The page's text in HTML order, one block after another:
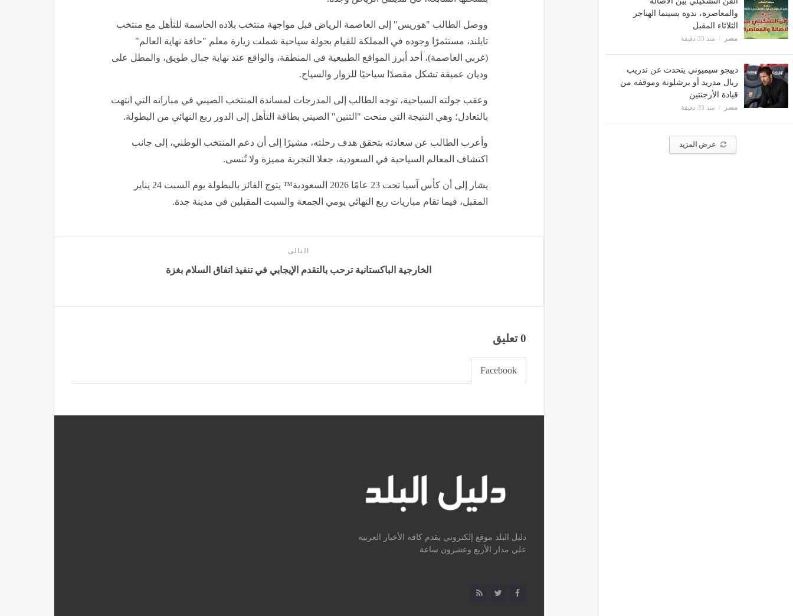
والمعاصرة، ندوة بسينما الهناجر
الثلاثاء المقبل
مصر منذ 33 دقيقة
دييجو سيميوني يتحدث عن تدريب
ريال مدريد أو برشلونة وموقفه من
قيادة الأرجنتين
مصر منذ 33 دقيقة
عرض المزيد
ووصل الطالب "هوريس" إلى العاصمة الرياض قبل مواجهة منتخب بلاده الحاسمة للتأهل مع منتخب
تايلند، مستثمرًا وجوده في المملكة للقيام بجولة سياحية شملت زيارة معلم "حافة نهاية العالم"
(غربي العاصمة)، أحد أبرز المواقع الطبيعية في المنطقة، والواقع عند نهاية جبال طويق، والمطل على
وديان عميقة تشكل مقصدًا سياحيًا للزوار والسياح.
وعقب جولته السياحية، توجه الطالب إلى المدرجات لمساندة المنتخب الصيني في مباراته التي انتهت
بالتعادل؛ وهي النتيجة التي منحت "التنين" الصيني بطاقة التأهل إلى الدور ربع النهائي من البطولة.
وأعرب الطالب عن سعادته بتحقق هدف رحلته، مشيرًا إلى أن دعم المنتخب الوطني، إلى جانب
اكتشاف المعالم السياحية في السعودية، جعلا التجربة مميزة ولا تُنسى.
يشار إلى أن كأس آسيا تحت 23 عامًا 2026 السعودية™️ يتوج الفائز بالبطولة يوم السبت 24 يناير
المقبل، فيما تقام مباريات ربع النهائي يومي الجمعة والسبت المقبلين في مدينة جدة.
التالى
الخارجية الباكستانية ترحب بالتقدم الإيجابي في تنفيذ اتفاق السلام بغزة
0 تعليق
Facebook
دليل البلد موقع إلكتروني يقدم كافة الأخبار العربية
علي مدار الأربع وعشرون ساعة